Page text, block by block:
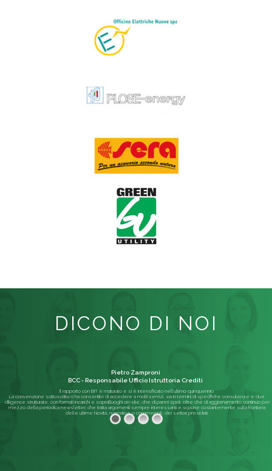
DICONO DI NOI
Il rapporto con BIT è maturato e si è intensificato nell'ultimo quinquennio.
La convenzione sottoscritta ci ha consentito di accedere a molti servizi, sia in termini di specifiche consulenze e due
diligence strutturate, con formali incarichi e sopralluoghi on-site, che di pareri spot; oltre che di aggiornamento continuo per
mezzo della periodica newsletter, che tratta argomenti sempre interessanti e si pone costantemente sulla frontiera
delle ultime Novità, normative o commerciali, dei settori presidiati.
Pietro Zamproni
BCC - Responsabile Ufficio Istruttoria Crediti
Leggi di più